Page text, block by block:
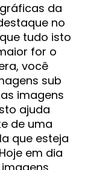
da
no
tudo isto
for o
você
sub
imagens
ajuda
de uma
que esteja
em dia